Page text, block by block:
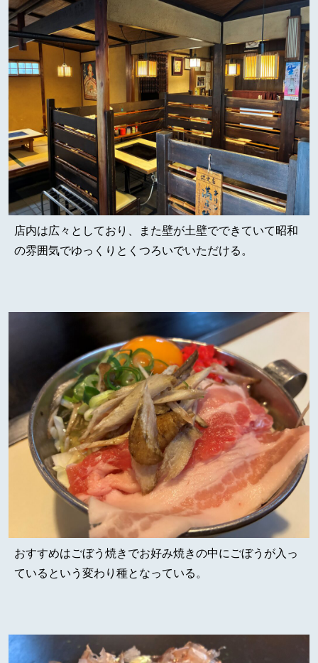
店内は広々としており、また壁が土壁でできていて昭和
の雰囲気でゆっくりとくつろいでいただける。
おすすめはごぼう焼きでお好み焼きの中にごぼうが入っ
ているという変わり種となっている。